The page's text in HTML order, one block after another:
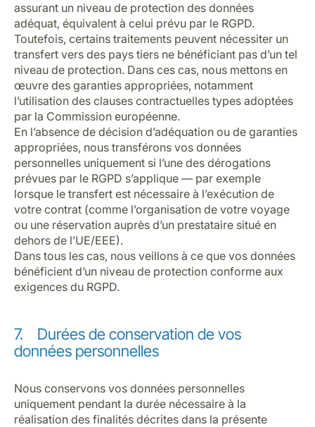
assurant un niveau de protection des données
adéquat, équivalent à celui prévu par le RGPD.
Toutefois, certains traitements peuvent nécessiter un
transfert vers des pays tiers ne bénéficiant pas d’un tel
niveau de protection. Dans ces cas, nous mettons en
œuvre des garanties appropriées, notamment
l’utilisation des clauses contractuelles types adoptées
par la Commission européenne.
En l’absence de décision d’adéquation ou de garanties
appropriées, nous transférons vos données
personnelles uniquement si l’une des dérogations
prévues par le RGPD s’applique — par exemple
lorsque le transfert est nécessaire à l’exécution de
votre contrat (comme l’organisation de votre voyage
ou une réservation auprès d’un prestataire situé en
dehors de l’UE/EEE).
Dans tous les cas, nous veillons à ce que vos données
bénéficient d’un niveau de protection conforme aux
exigences du RGPD.
7. Durées de conservation de vos
données personnelles
Nous conservons vos données personnelles
uniquement pendant la durée nécessaire à la
réalisation des finalités décrites dans la présente